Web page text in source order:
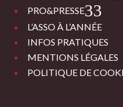
PRO&PRESSE 3
L’ASSO À L’ANNÉE
INFOS PRATIQUES
MENTIONS LÉGALES
POLITIQUE DE